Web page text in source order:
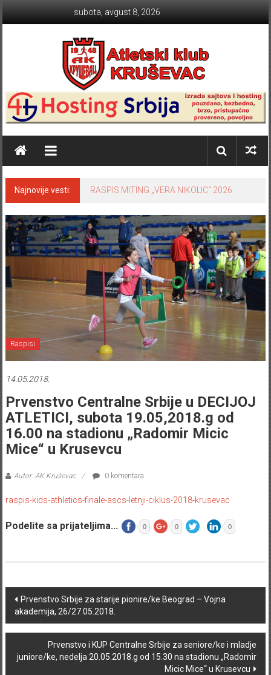
subota, avgust 8, 2026
Atletski klub KRUŠEVAC
Najnovije vesti: RASPIS MITING „VERA NIKOLIC“ 2026
Raspisi
14.05.2018.
Prvenstvo Centralne Srbije u DECIJOJ
ATLETICI, subota 19.05,2018.g od
16.00 na stadionu „Radomir Micic
Mice“ u Krusevcu
Autor: AK Kruševac 0 komentara
raspis-kids-athletics-finale-ascs-letnji-ciklus-2018-krusevac
Podelite sa prijateljima... 0 0 0
Post navigation
Prvenstvo Srbije za starije pionire/ke Beograd – Vojna
akademija, 26/27.05.2018.
Prvenstvo i KUP Centralne Srbije za seniore/ke i mladje
juniore/ke, nedelja 20.05.2018.g od 15.30 na stadionu „Radomir
Micic Mice“ u Krusevcu